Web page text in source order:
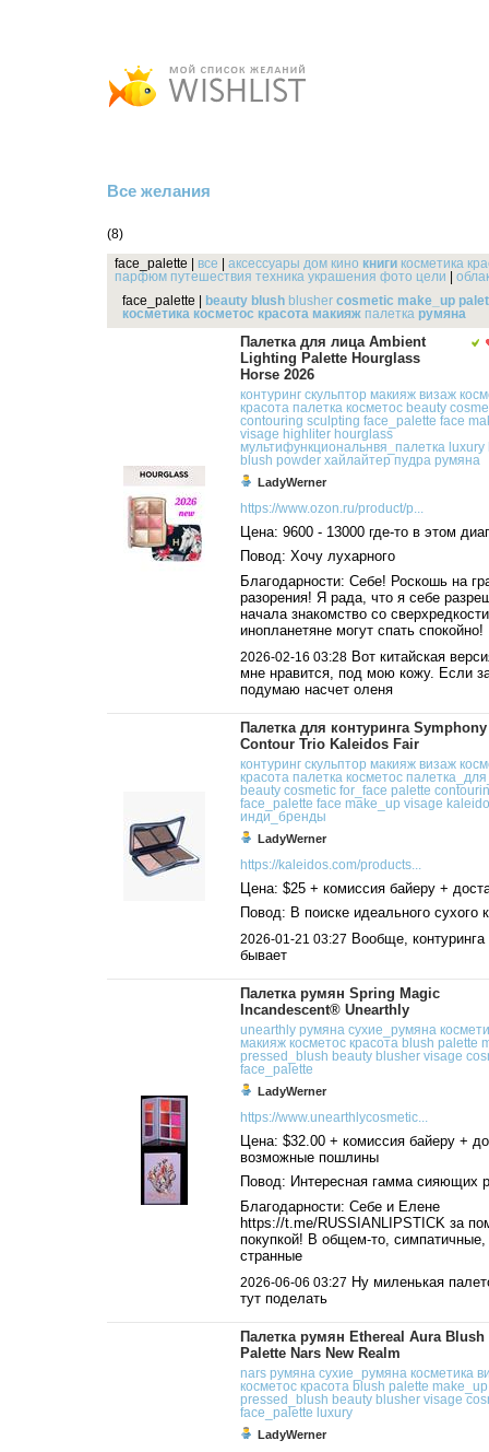
Все желания
(8)
face_palette все аксессуары дом кино книги косметика
парфюм путешествия техника украшения фото цели
face_palette
beauty blush blusher cosmetic make_up
косметика косметос красота макияж палетка румяна
Палетка для лица Ambient
Lighting Palette Hourglass
Horse 2026
контуринг скульптор макияж визаж
красота палетка косметос beauty
contouring sculpting face_palette face
visage highliter hourglass
мультифункциональнвя_палетка luxury
blush powder хайлайтер пудра румяна
LadyWerner
https://www.ozon.ru/product/p...
Цена: 9600 - 13000 где-то в этом
Повод: Хочу лухарного
Благодарности: Себе! Роскошь на
разорения! Я рада, что я себе
начала знакомство со
инопланетяне могут спать спокойно!
2026-02-16 03:28 Вот китайская
мне нравится, под мою кожу. Если
подумаю насчет оленя
Палетка для контуринга Symphony
Contour Trio Kaleidos Fair
контуринг скульптор макияж визаж
красота палетка косметос
beauty cosmetic for_face palette
face_palette face make_up visage
инди_бренды
LadyWerner
https://kaleidos.com/products...
Цена: $25 + комиссия байеру +
Повод: В поиске идеального сухого
2026-01-21 03:27 Вообще, контуринга
бывает
Палетка румян Spring Magic
Incandescent® Unearthly
unearthly румяна сухие_румяна
макияж косметос красота blush palette
pressed_blush beauty blusher visage
face_palette
LadyWerner
https://www.unearthlycosmetic...
Цена: $32.00 + комиссия байеру +
возможные пошлины
Повод: Интересная гамма сияющих
Благодарности: Себе и Елене
https://t.me/RUSSIANLIPSTICK за
покупкой! В общем-то, симпатичные,
странные
2026-06-06 03:27 Ну миленькая
тут поделать
Палетка румян Ethereal Aura Blush
Palette Nars New Realm
nars румяна сухие_румяна косметика
косметос красота blush palette make_up
pressed_blush beauty blusher visage
face_palette luxury
LadyWerner